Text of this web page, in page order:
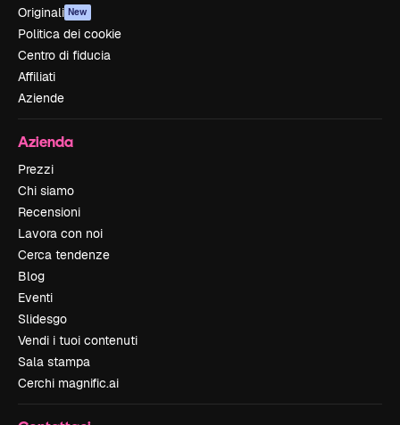
Originali New
Politica dei cookie
Centro di fiducia
Affiliati
Aziende
Azienda
Prezzi
Chi siamo
Recensioni
Lavora con noi
Cerca tendenze
Blog
Eventi
Slidesgo
Vendi i tuoi contenuti
Sala stampa
Cerchi magnific.ai